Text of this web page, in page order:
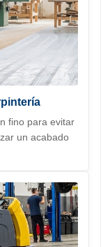
fino para evitar
un acabado